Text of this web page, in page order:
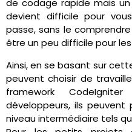
de codage rapide mais
devient difficile pour
passe, sans le
être un peu difficile pour
Ainsi, en se basant sur
peuvent choisir de
framework
développeurs, ils
niveau intermédiaire tels